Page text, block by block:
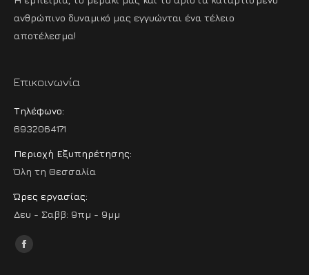
ανθρώπινο δυναμικό μας εγγυώνται ένα τέλειο
αποτέλεσμα!
Επικοινωνία
Τηλέφωνο:
6932064171
Περιοχή Εξυπηρέτησης:
Όλη τη Θεσσαλία
Ώρες εργασίας:
Δευ - Σαββ: 9πμ - 9μμ
Find us on:
Facebook